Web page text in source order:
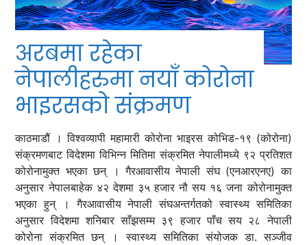
अरबमा रहेका
नेपालीहरुमा नयाँ कोरोना
भाइरसको संक्रमण
काठमाडौं । विश्वव्यापी महामारी कोरोना भाइरस कोभिड-१९ (कोरोना)
संक्रमणबाट विदेशमा विभिन्‍न मितिमा संक्रमित नेपालीमध्ये ९२ प्रतिशत
कोरोनामुक्त भएका छन् । गैरआवासीय नेपाली संघ (एनआरएनए) का
अनुसार नेपालबाहेक ४२ देशमा ३५ हजार नौ सय १६ जना कोरोनामुक्त
भएका हुन् । गैरआवासीय नेपाली संघअन्तर्गतको स्वास्थ्य समितिका
अनुसार विदेशमा शनिबार साँझसम्म ३९ हजार पाँच सय २८ नेपाली
कोरोना संक्रमित छन् । स्वास्थ्य समितिका संयोजक डा. सञ्‍जीव